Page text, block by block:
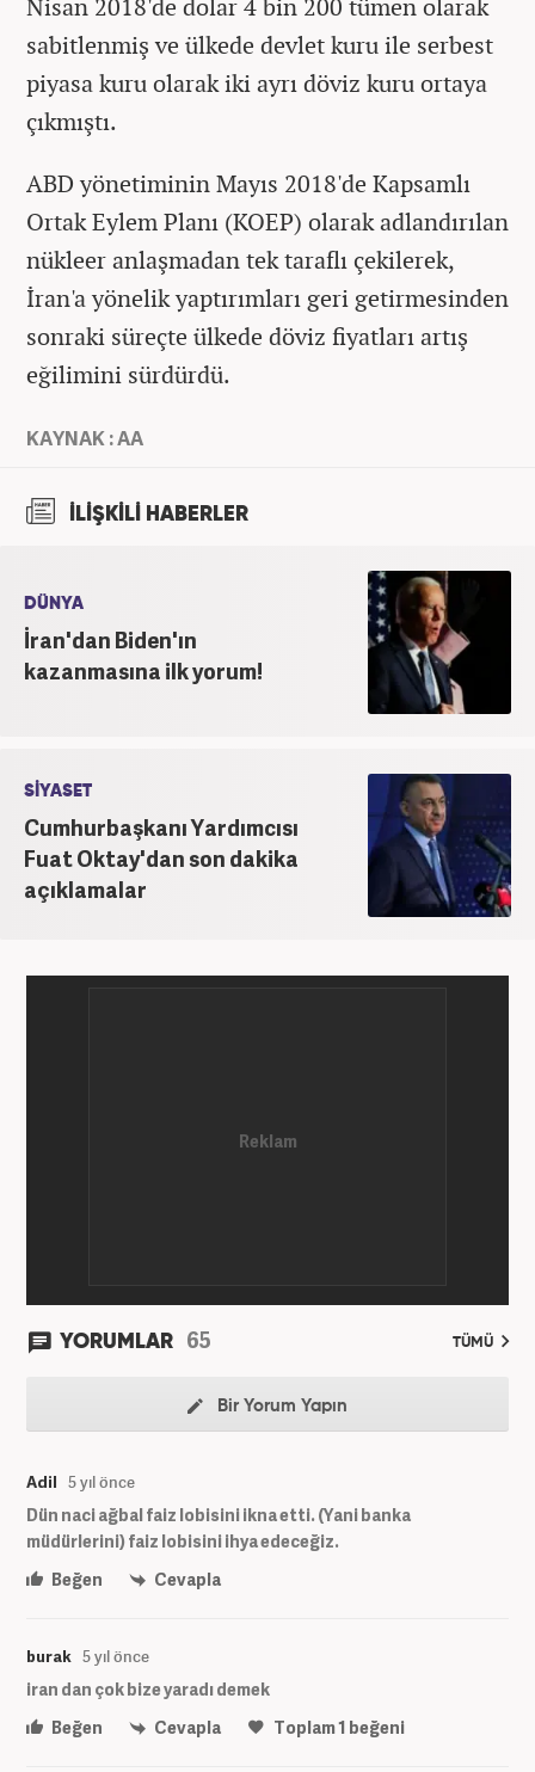
sabitlenmiş ve ülkede devlet kuru ile serbest
piyasa kuru olarak iki ayrı döviz kuru ortaya
çıkmıştı.
ABD yönetiminin Mayıs 2018'de Kapsamlı
Ortak Eylem Planı (KOEP) olarak adlandırılan
nükleer anlaşmadan tek taraflı çekilerek,
İran'a yönelik yaptırımları geri getirmesinden
sonraki süreçte ülkede döviz fiyatları artış
eğilimini sürdürdü.
KAYNAK : AA
İLİŞKİLİ HABERLER
DÜNYA
İran'dan Biden'ın
kazanmasına ilk yorum!
SİYASET
Cumhurbaşkanı Yardımcısı
Fuat Oktay'dan son dakika
açıklamalar
YORUMLAR 65 TÜMÜ
Bir Yorum Yapın
Adil 5 yıl önce
Dün naci ağbal faiz lobisini ikna etti. (Yani banka
müdürlerini) faiz lobisini ihya edeceğiz.
Beğen
Cevapla
burak 5 yıl önce
iran dan çok bize yaradı demek
Beğen
Cevapla Toplam1 beğeni